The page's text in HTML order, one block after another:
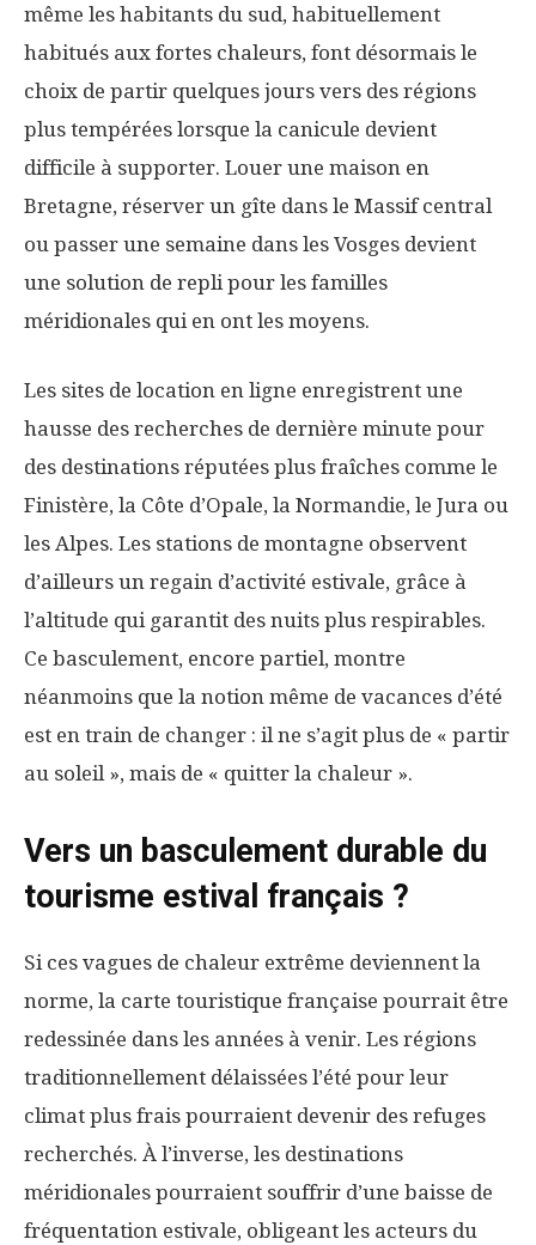
même les habitants du sud, habituellement
habitués aux fortes chaleurs, font désormais le
choix de partir quelques jours vers des régions
plus tempérées lorsque la canicule devient
difficile à supporter. Louer une maison en
Bretagne, réserver un gîte dans le Massif central
ou passer une semaine dans les Vosges devient
une solution de repli pour les familles
méridionales qui en ont les moyens.
Les sites de location en ligne enregistrent une
hausse des recherches de dernière minute pour
des destinations réputées plus fraîches comme le
Finistère, la Côte d’Opale, la Normandie, le Jura ou
les Alpes. Les stations de montagne observent
d’ailleurs un regain d’activité estivale, grâce à
l’altitude qui garantit des nuits plus respirables.
Ce basculement, encore partiel, montre
néanmoins que la notion même de vacances d’été
est en train de changer : il ne s’agit plus de « partir
au soleil », mais de « quitter la chaleur ».
Vers un basculement durable du
tourisme estival français ?
Si ces vagues de chaleur extrême deviennent la
norme, la carte touristique française pourrait être
redessinée dans les années à venir. Les régions
traditionnellement délaissées l’été pour leur
climat plus frais pourraient devenir des refuges
recherchés. À l’inverse, les destinations
méridionales pourraient souffrir d’une baisse de
fréquentation estivale, obligeant les acteurs du